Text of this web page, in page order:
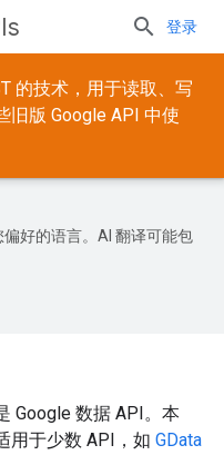
登录
的技术，用于读取、写
旧版 Google API 中使
好的语言。AI 翻译可能包
Google 数据 API。本
用于少数 API，如 GData